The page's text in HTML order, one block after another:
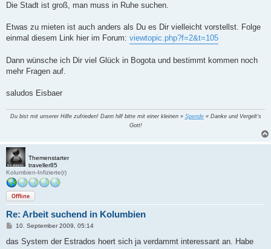
Die Stadt ist groß, man muss in Ruhe suchen.
Etwas zu mieten ist auch anders als Du es Dir vielleicht vorstellst. Folge
einmal diesem Link hier im Forum: viewtopic.php?f=2&t=105
Dann wünsche ich Dir viel Glück in Bogota und bestimmt kommen noch
mehr Fragen auf.
saludos Eisbaer
Du bist mit unserer Hilfe zufrieden! Dann hilf bitte mit einer kleinen » Spende« Danke und Vergelt's
Gott!
Themenstarter
traveller85
Kolumbien-Infizierte(r)
Offline
Re: Arbeit suchend in Kolumbien
B
i
10. September 2009, 05:14
das System der Estrados hoert sich ja verdammt interessant an. Habe